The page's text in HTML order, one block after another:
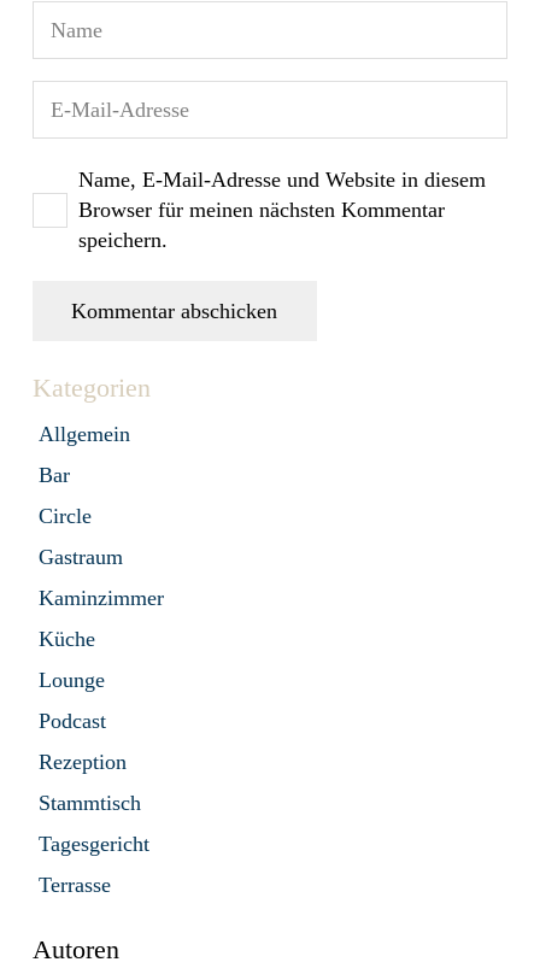
Name, E-Mail-Adresse und Website in diesem
Browser für meinen nächsten Kommentar
speichern.
Kommentar abschicken
Kategorien
Allgemein
Bar
Circle
Gastraum
Kaminzimmer
Küche
Lounge
Podcast
Rezeption
Stammtisch
Tagesgericht
Terrasse
Autoren